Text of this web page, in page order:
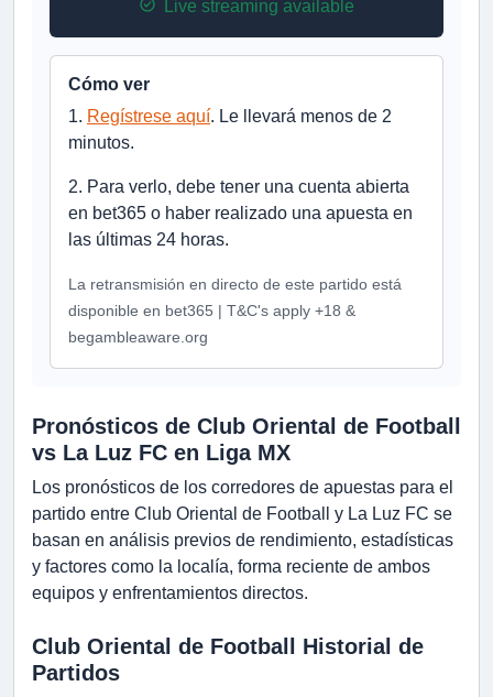
Live streaming available
Cómo ver
1. Regístrese aquí. Le llevará menos de 2
minutos.
2. Para verlo, debe tener una cuenta abierta
en bet365 o haber realizado una apuesta en
las últimas 24 horas.
La retransmisión en directo de este partido está
disponible en bet365 | T&C's apply +18 &
begambleaware.org
Pronósticos de Club Oriental de Football
vs La Luz FC en Liga MX
Los pronósticos de los corredores de apuestas para el
partido entre Club Oriental de Football y La Luz FC se
basan en análisis previos de rendimiento, estadísticas
y factores como la localía, forma reciente de ambos
equipos y enfrentamientos directos.
Club Oriental de Football Historial de
Partidos